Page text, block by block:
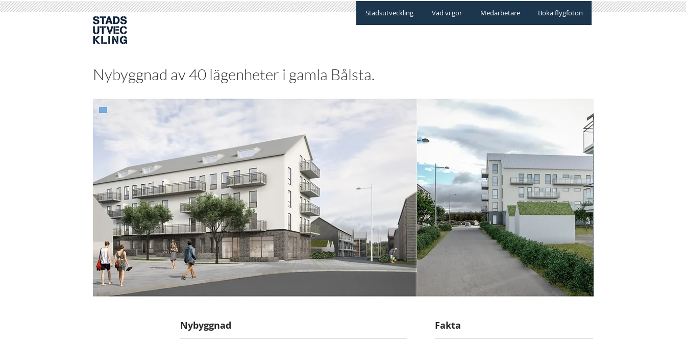
Stadsutveckling Vad vi gör Medarbetare Boka flygfoton
Nybyggnad av 40 lägenheter i gamla Bålsta.
Nybyggnad Fakta